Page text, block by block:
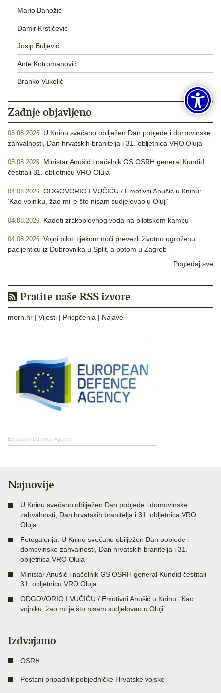
Mario Banožić
Damir Krstičević
Josip Buljević
Ante Kotromanović
Branko Vukelić
Zadnje objavljeno
05.08.2026. U Kninu svečano obilježen Dan pobjede i domovinske
zahvalnosti, Dan hrvatskih branitelja i 31. obljetnica VRO Oluja
05.08.2026. Ministar Anušić i načelnik GS OSRH general Kundid
čestitali 31. obljetnicu VRO Oluja
04.08.2026. ODGOVORIO I VUČIĆU / Emotivni Anušić u Kninu:
‘Kao vojniku, žao mi je što nisam sudjelovao u Oluji’
04.08.2026. Kadeti zrakoplovnog voda na pilotskom kampu
04.08.2026. Vojni piloti tijekom noći prevezli životno ugroženu
pacijenticu iz Dubrovnika u Split, a potom u Zagreb
Pogledaj sve
Pratite naše RSS izvore
morh.hr | Vijesti | Priopćenja | Najave
European Defence Agency
Najnovije
U Kninu svečano obilježen Dan pobjede i domovinske
zahvalnosti, Dan hrvatskih branitelja i 31. obljetnica VRO
Oluja
Fotogalerija: U Kninu svečano obilježen Dan pobjede i
domovinske zahvalnosti, Dan hrvatskih branitelja i 31.
obljetnica VRO Oluja
Ministar Anušić i načelnik GS OSRH general Kundid čestitali
31. obljetnicu VRO Oluja
ODGOVORIO I VUČIĆU / Emotivni Anušić u Kninu: ‘Kao
vojniku, žao mi je što nisam sudjelovao u Oluji’
Izdvajamo
OSRH
Postani pripadnik pobjedničke Hrvatske vojske